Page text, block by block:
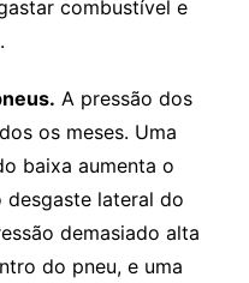
combustível e
A pressão dos
os meses. Uma
baixa aumenta o
lateral do
demasiado alta
do pneu, e uma